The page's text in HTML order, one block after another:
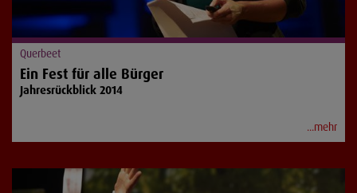
Querbeet
Ein Fest für alle Bürger
Jahresrückblick 2014
...mehr